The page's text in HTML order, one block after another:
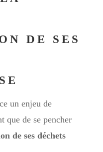
DE SES
un enjeu de
que de se pencher
de ses déchets